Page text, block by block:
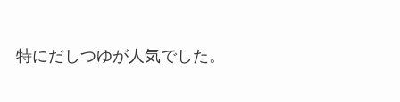
特にだしつゆが人気でした。